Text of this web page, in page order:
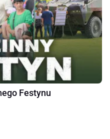
Festynu